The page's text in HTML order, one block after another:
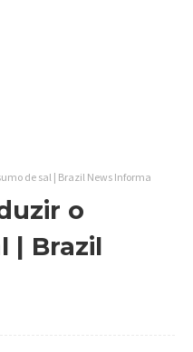
de sal | Brazil News Informa
o
| Brazil